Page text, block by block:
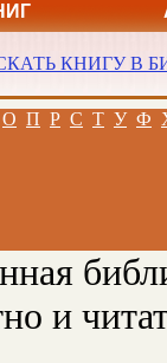
КНИГУ В
О П Р С Т У Ф
и